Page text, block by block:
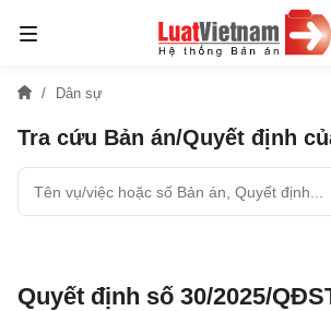
Dân sự
Tra cứu Bản án/Quyết định
Quyết định số 30/2025/